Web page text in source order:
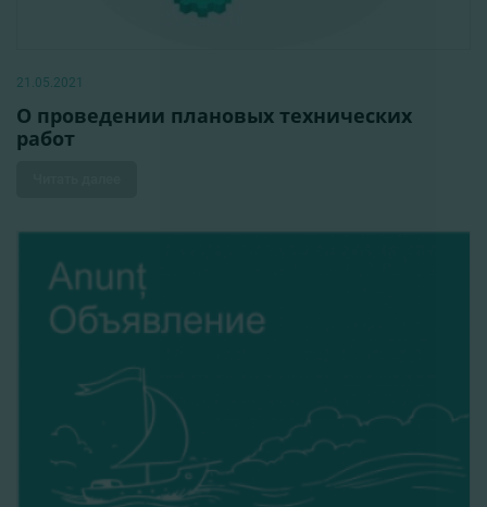
21.05.2021
О проведении плановых технических
работ